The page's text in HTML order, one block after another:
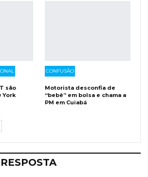
são
York
CONFUSÃO
Motorista desconfia de
“bebê” em bolsa e chama a
PM em Cuiabá